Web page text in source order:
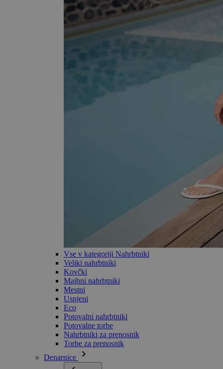
Vse v kategoriji Nahrbtniki
Veliki nahrbtniki
Kovčki
Majhni nahrbtniki
Mestni
Usnjeni
Eco
Potovalni nahrbtniki
Potovalne torbe
Nahrbtniki za prenosnik
Torbe za prenosnik
Denarnice